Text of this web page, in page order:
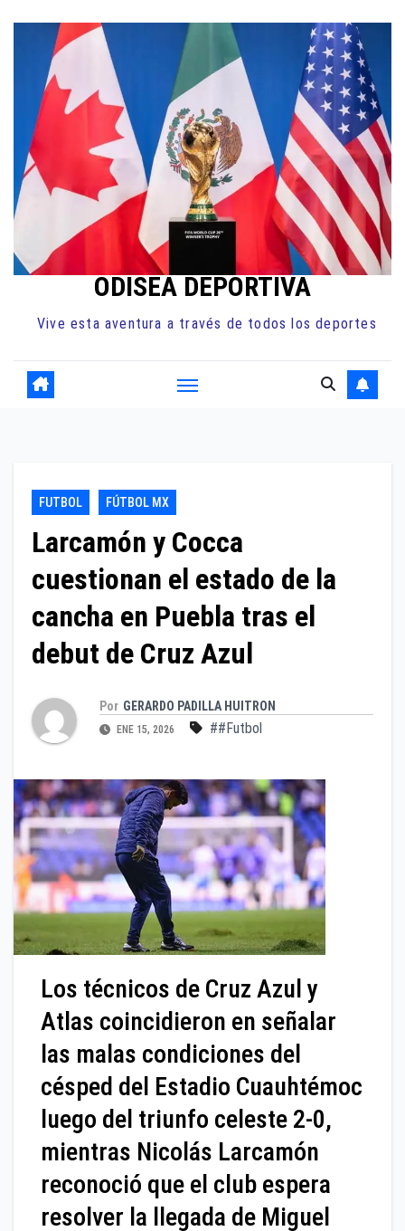
contenido
ODISEA DEPORTIVA
Vive esta aventura a través de todos los deportes
FUTBOL FÚTBOL MX
Larcamón y Cocca
cuestionan el estado de la
cancha en Puebla tras el
debut de Cruz Azul
Por GERARDO PADILLA HUITRON
ENE 15, 2026 ##Futbol
Los técnicos de Cruz Azul y
Atlas coincidieron en señalar
las malas condiciones del
césped del Estadio Cuauhtémoc
luego del triunfo celeste 2-0,
mientras Nicolás Larcamón
reconoció que el club espera
resolver la llegada de Miguel